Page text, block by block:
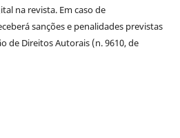
na revista. Em caso de
sanções e penalidades previstas
de Direitos Autorais (n. 9610, de